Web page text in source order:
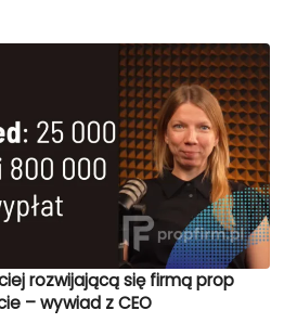
rozwijającą się firmą prop
– wywiad z CEO